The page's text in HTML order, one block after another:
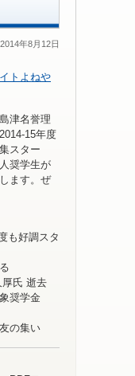
2014年8月12日
トよねや
津名誉理
15年度
スター
奨学生が
ます。ぜ
も好調スタ
厚氏 逝去
象奨学金
の集い